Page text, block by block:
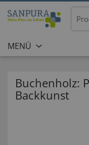
MENÜ
Buchenholz:
Backkunst